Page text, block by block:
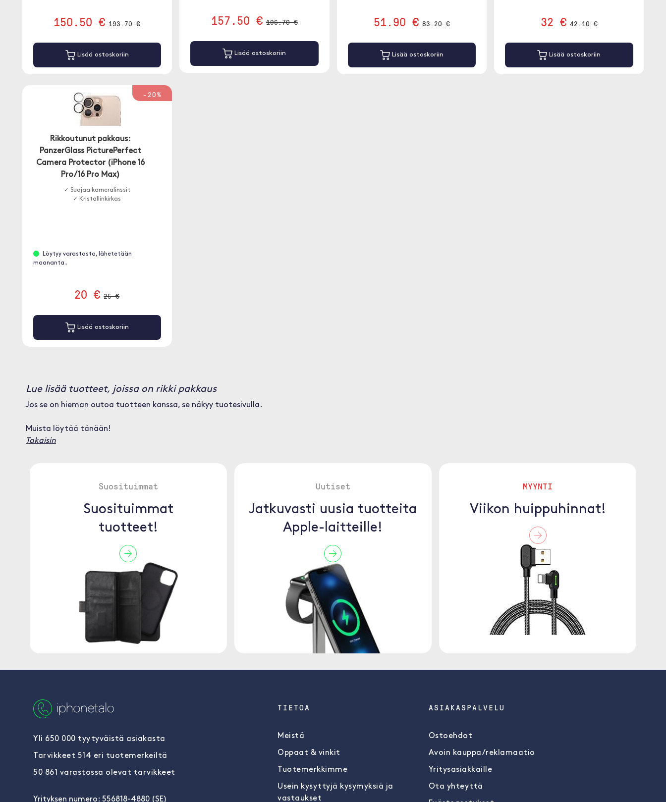
150.50 € 193.70 €
Lisää ostoskoriin
157.50 € 196.70 €
Lisää ostoskoriin
51.90 € 83.20 €
Lisää ostoskoriin
32 € 42.10 €
Lisää ostoskoriin
-20%
Rikkoutunut pakkaus:
PanzerGlass PicturePerfect
Camera Protector (iPhone 16
Pro/16 Pro Max)
✓ Suojaa kameralinssit
✓ Kristallinkirkas
Löytyy varastosta, lähetetään
maananta..
20 € 25 €
Lisää ostoskoriin
Lue lisää tuotteet, joissa on rikki pakkaus
Jos se on hieman outoa tuotteen kanssa, se näkyy tuotesivulla.
Muista löytää tänään!
Takaisin
Suosituimmat
Suosituimmat
tuotteet!
Uutiset
Jatkuvasti uusia tuotteita
Apple-laitteille!
MYYNTI
Viikon huippuhinnat!
Yli 650 000 tyytyväistä asiakasta
Tarvikkeet 514 eri tuotemerkeiltä
50 861 varastossa olevat tarvikkeet
Yrityksen numero: 556818-4880 (SE)
TIETOA
Meistä
Oppaat & vinkit
Tuotemerkkimme
Usein kysyttyjä kysymyksiä ja
vastaukset
ASIAKASPALVELU
Ostoehdot
Avoin kauppa/reklamaatio
Yritysasiakkaille
Ota yhteyttä